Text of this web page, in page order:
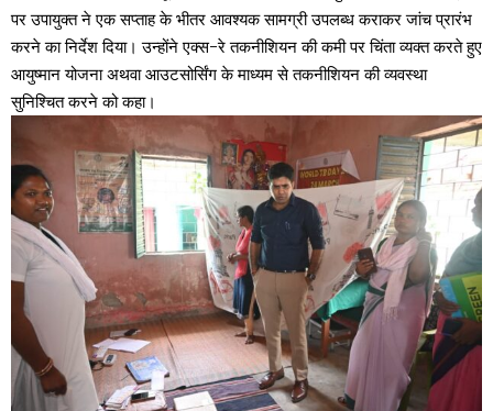
पर उपायुक्त ने एक सप्ताह के भीतर आवश्यक सामग्री उपलब्ध कराकर जांच प्रारंभ
करने का निर्देश दिया। उन्होंने एक्स-रे तकनीशियन की कमी पर चिंता व्यक्त करते हुए
आयुष्मान योजना अथवा आउटसोर्सिंग के माध्यम से तकनीशियन की व्यवस्था
सुनिश्चित करने को कहा।